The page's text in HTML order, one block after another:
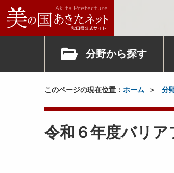
分野から探す
このページの現在位置： ホーム 分
令和６年度バリ